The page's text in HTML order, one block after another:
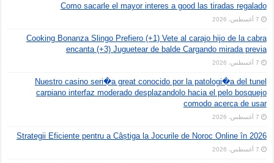
Como sacarle el mayor interes a good las tiradas regalado
7 أغسطس، 2026
Cooking Bonanza Slingo Prefiero (+1) Vete al carajo hijo de la cabra
encanta (+3) Juguetear de balde Cargando mirada previa
7 أغسطس، 2026
Nuestro casino seri�a great conocido por la patologi�a del tunel
carpiano interfaz moderado desplazandolo hacia el pelo bosquejo
comodo acerca de usar
7 أغسطس، 2026
Strategii Eficiente pentru a Câștiga la Jocurile de Noroc Online în 2026
7 أغسطس، 2026